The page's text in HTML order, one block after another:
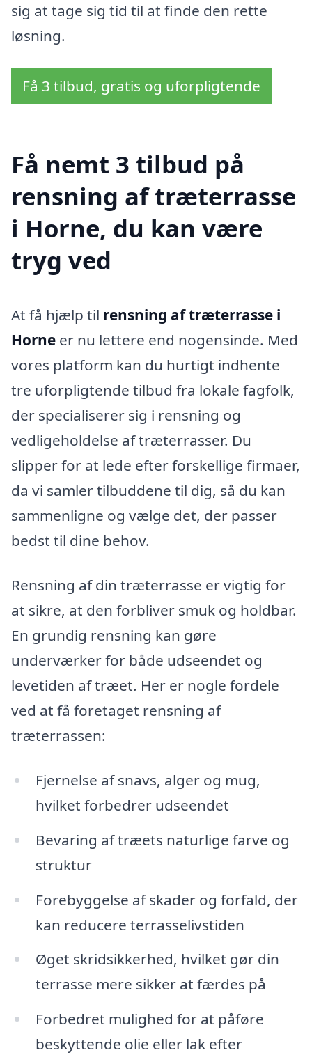
sig at tage sig tid til at finde den rette
løsning.
Få 3 tilbud, gratis og uforpligtende
Få nemt 3 tilbud på
rensning af træterrasse
i Horne, du kan være
tryg ved
At få hjælp til rensning af træterrasse i
Horne er nu lettere end nogensinde. Med
vores platform kan du hurtigt indhente
tre uforpligtende tilbud fra lokale fagfolk,
der specialiserer sig i rensning og
vedligeholdelse af træterrasser. Du
slipper for at lede efter forskellige firmaer,
da vi samler tilbuddene til dig, så du kan
sammenligne og vælge det, der passer
bedst til dine behov.
Rensning af din træterrasse er vigtig for
at sikre, at den forbliver smuk og holdbar.
En grundig rensning kan gøre
underværker for både udseendet og
levetiden af træet. Her er nogle fordele
ved at få foretaget rensning af
træterrassen:
Fjernelse af snavs, alger og mug,
hvilket forbedrer udseendet
Bevaring af træets naturlige farve og
struktur
Forebyggelse af skader og forfald, der
kan reducere terrasselivstiden
Øget skridsikkerhed, hvilket gør din
terrasse mere sikker at færdes på
Forbedret mulighed for at påføre
beskyttende olie eller lak efter